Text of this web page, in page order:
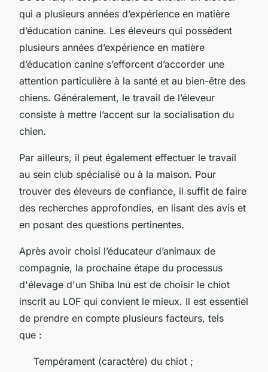
qui a plusieurs années d’expérience en matière
d’éducation canine. Les éleveurs qui possèdent
plusieurs années d’expérience en matière
d’éducation canine s’efforcent d’accorder une
attention particulière à la santé et au bien-être des
chiens. Généralement, le travail de l’éleveur
consiste à mettre l’accent sur la socialisation du
chien.
Par ailleurs, il peut également effectuer le travail
au sein club spécialisé ou à la maison. Pour
trouver des éleveurs de confiance, il suffit de faire
des recherches approfondies, en lisant des avis et
en posant des questions pertinentes.
Après avoir choisi l’éducateur d’animaux de
compagnie, la prochaine étape du processus
d'élevage d'un Shiba Inu est de choisir le chiot
inscrit au LOF qui convient le mieux. Il est essentiel
de prendre en compte plusieurs facteurs, tels
que :
Tempérament (caractère) du chiot ;